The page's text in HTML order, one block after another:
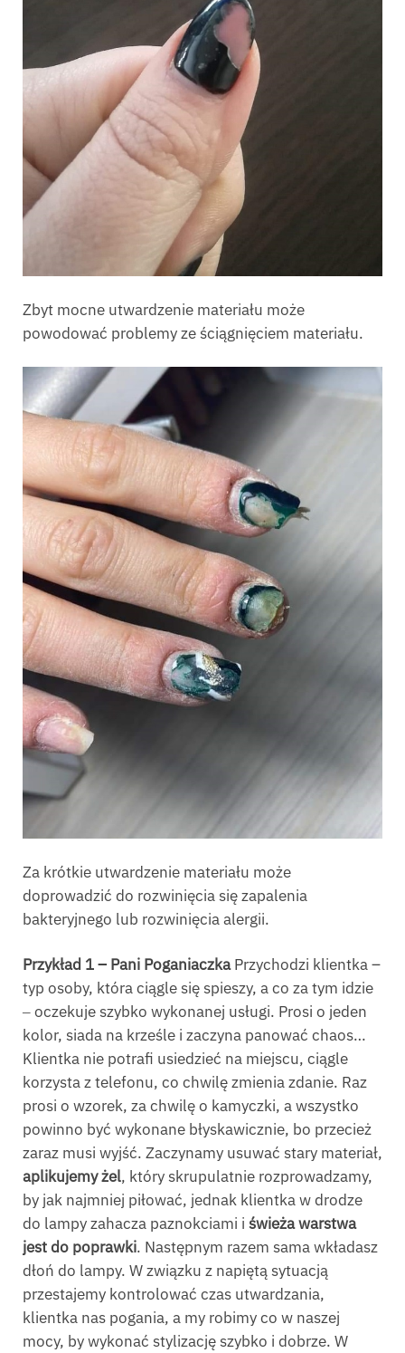
Zbyt mocne utwardzenie materiału może
powodować problemy ze ściągnięciem materiału.
Za krótkie utwardzenie materiału może
doprowadzić do rozwinięcia się zapalenia
bakteryjnego lub rozwinięcia alergii.
Przykład 1 – Pani PoganiaczkaPrzychodzi klientka –
typ osoby, która ciągle się spieszy, a co za tym idzie
‒ oczekuje szybko wykonanej usługi. Prosi o jeden
kolor, siada na krześle i zaczyna panować chaos…
Klientka nie potrafi usiedzieć na miejscu, ciągle
korzysta z telefonu, co chwilę zmienia zdanie. Raz
prosi o wzorek, za chwilę o kamyczki, a wszystko
powinno być wykonane błyskawicznie, bo przecież
zaraz musi wyjść. Zaczynamy usuwać stary materiał,
aplikujemy żel, który skrupulatnie rozprowadzamy,
by jak najmniej piłować, jednak klientka w drodze
do lampy zahacza paznokciami i świeża warstwa
jest do poprawki. Następnym razem sama wkładasz
dłoń do lampy. W związku z napiętą sytuacją
przestajemy kontrolować czas utwardzania,
klientka nas pogania, a my robimy co w naszej
mocy, by wykonać stylizację szybko i dobrze. W